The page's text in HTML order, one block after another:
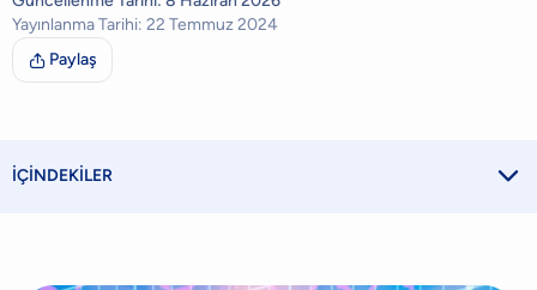
Yayınlanma Tarihi: 22 Temmuz 2024
 Paylaş
İÇİNDEKİLER 